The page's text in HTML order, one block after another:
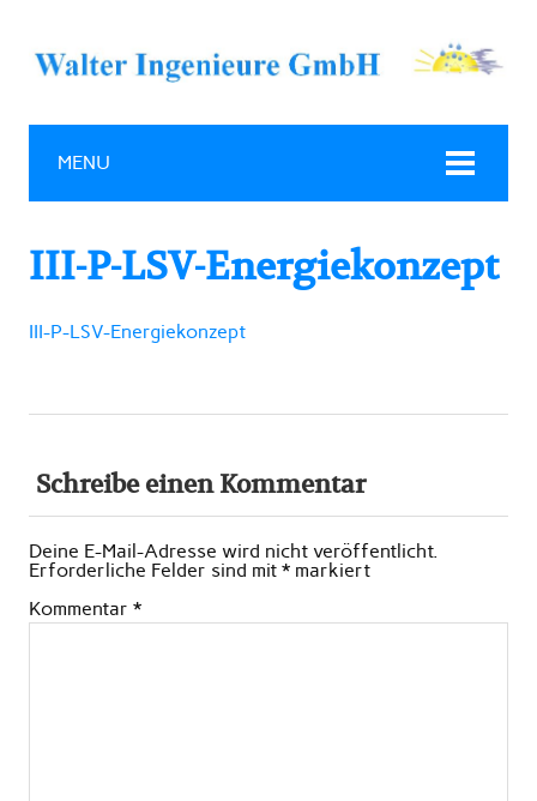
MENU
III-P-LSV-Energiekonzept
III-P-LSV-Energiekonzept
Schreibe einen Kommentar
Deine E-Mail-Adresse wird nicht veröffentlicht.
Erforderliche Felder sind mit * markiert
Kommentar *